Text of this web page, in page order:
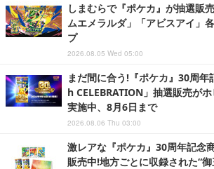
しまむらで『ポケカ』が抽選販
ムエメラルダ」「アビスアイ」
プ
2026.08.05 Wed 05:00
まだ間に合う!『ポケカ』30周
h CELEBRATION」抽選販売が
実施中、8月6日まで
2026.08.06 Thu 03:00
激レアな『ポケカ』30周年記念
販売中!地方ごとに収録された“